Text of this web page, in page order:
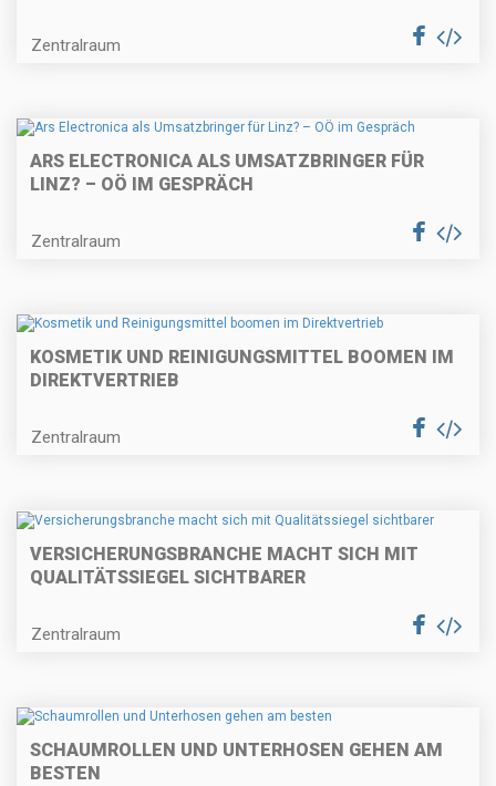
Zentralraum
ARS ELECTRONICA ALS UMSATZBRINGER FÜR
LINZ? – OÖ IM GESPRÄCH
Zentralraum
KOSMETIK UND REINIGUNGSMITTEL BOOMEN IM
DIREKTVERTRIEB
Zentralraum
VERSICHERUNGSBRANCHE MACHT SICH MIT
QUALITÄTSSIEGEL SICHTBARER
Zentralraum
SCHAUMROLLEN UND UNTERHOSEN GEHEN AM
BESTEN